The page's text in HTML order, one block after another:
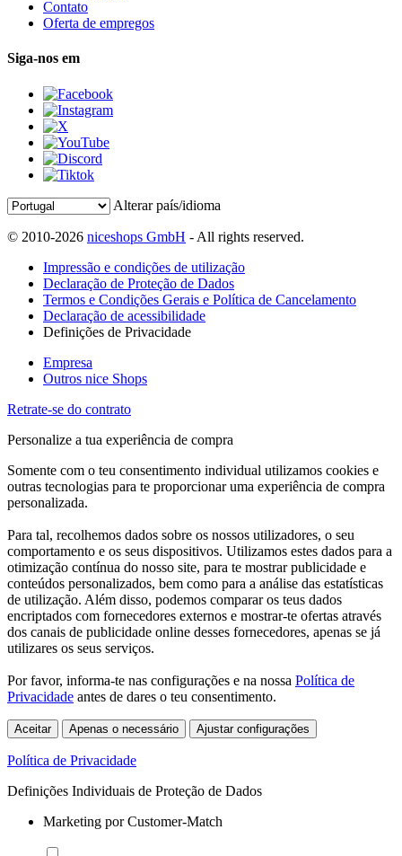
Contato
Oferta de empregos
Siga-nos em
Alterar país/idioma
© 2010-2026 niceshops GmbH - All rights reserved.
Impressão e condições de utilização
Declaração de Proteção de Dados
Termos e Condições Gerais e Política de Cancelamento
Declaração de acessibilidade
Definições de Privacidade
Empresa
Outros nice Shops
Retrate-se do contrato
Personalize a tua experiência de compra
Somente com o teu consentimento individual utilizamos cookies e
outras tecnologias para te proporcionar uma experiência de compra
personalizada.
Para tal, recolhemos dados sobre os nossos utilizadores, o seu
comportamento e os seus dispositivos. Utilizamos estes dados para a
otimização contínua do nosso site, para te mostrar publicidade e
conteúdos personalizados, bem como para a análise das estatísticas
de utilização. Além disso, podemos comparar os teus dados
encriptados com fornecedores externos e mostrar-te ofertas através
dos canais de publicidade online desses fornecedores, apenas se já
utilizares os seus serviços.
Por favor, informa-te nas configurações e na nossa Política de
Privacidade antes de dares o teu consentimento.
Aceitar Apenas o necessário Ajustar configurações
Política de Privacidade
Definições Individuais de Proteção de Dados
Marketing por Customer-Match